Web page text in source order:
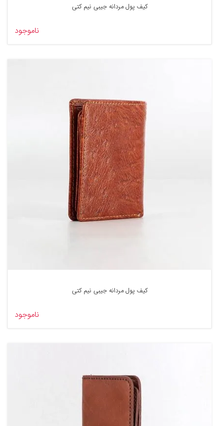
کیف پول مردانه جیبی نیم کتی
ناموجود
کیف پول مردانه جیبی نیم کتی
ناموجود